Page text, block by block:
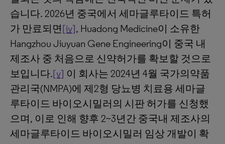
습니다. 2026년 중국에서 세마글루타이드 특허
가 만료되면[iv], Huadong Medicine이 소유한
Hangzhou Jiuyuan Gene Engineering이 중국 내
제조사 중 처음으로 신약허가를 확보할 것으로
보입니다.[v] 이 회사는 2024년 4월 국가의약품
관리국(NMPA)에 제2형 당뇨병 치료용 세마글
루타이드 바이오시밀러의 시판 허가를 신청했
으며, 이로 인해 향후 2~3년간 중국내 제조사의
세마글루타이드 바이오시밀러 임상 개발이 확